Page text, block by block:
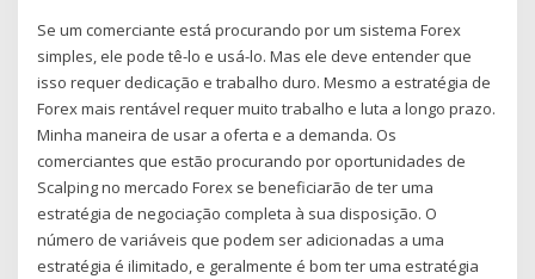
Se um comerciante está procurando por um sistema Forex
simples, ele pode tê-lo e usá-lo. Mas ele deve entender que
isso requer dedicação e trabalho duro. Mesmo a estratégia de
Forex mais rentável requer muito trabalho e luta a longo prazo.
Minha maneira de usar a oferta e a demanda. Os
comerciantes que estão procurando por oportunidades de
Scalping no mercado Forex se beneficiarão de ter uma
estratégia de negociação completa à sua disposição. O
número de variáveis que podem ser adicionadas a uma
estratégia é ilimitado, e geralmente é bom ter uma estratégia